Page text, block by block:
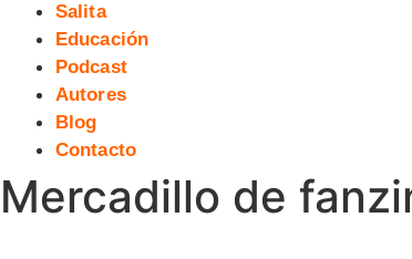
Salita
Educación
Podcast
Autores
Blog
Contacto
Mercadillo de